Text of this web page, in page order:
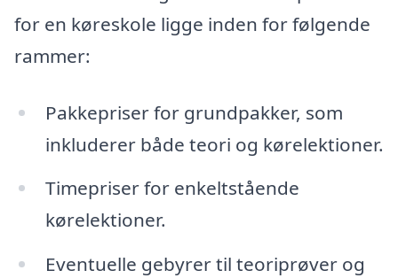
for en køreskole ligge inden for følgende
rammer:
Pakkepriser for grundpakker, som
inkluderer både teori og kørelektioner.
Timepriser for enkeltstående
kørelektioner.
Eventuelle gebyrer til teoriprøver og